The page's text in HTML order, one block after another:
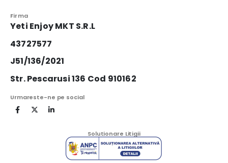
Firma
Yeti Enjoy MKT S.R.L
43727577
J51/136/2021
Str. Pescarusi 136 Cod 910162
Urmareste-ne pe social
Solutionare Litigii